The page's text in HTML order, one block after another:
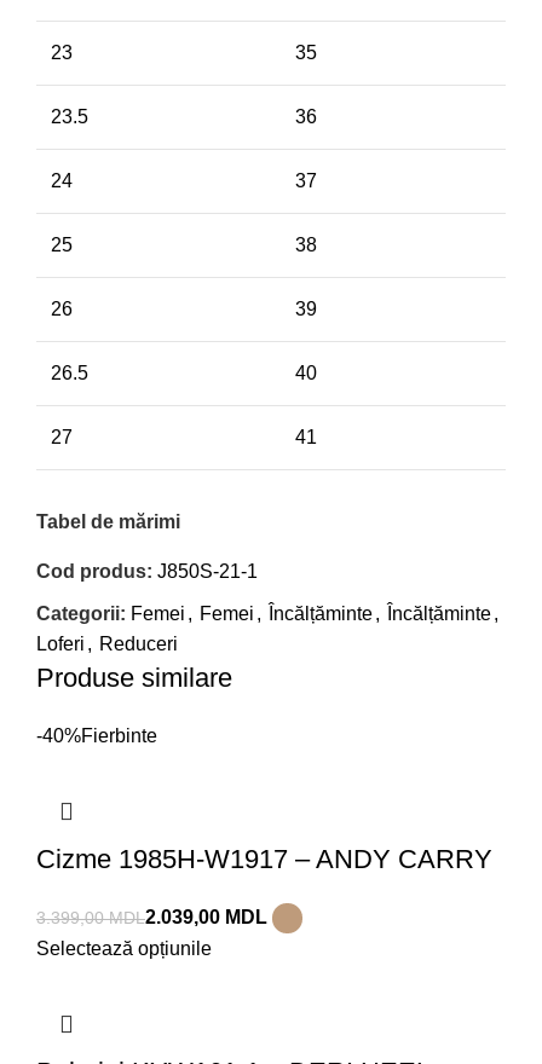
23 35
23.5 36
24 37
25 38
26 39
26.5 40
27 41
Tabel de mărimi
Cod produs: J850S-21-1
Categorii: Femei , Femei , Încălțăminte, Încălțăminte,
Loferi , Reduceri
Produse similare
-40%Fierbinte
Cizme 1985H-W1917 – ANDY CARRY
3.399,00MDL2.039,00 MDL
Selectează opțiunile